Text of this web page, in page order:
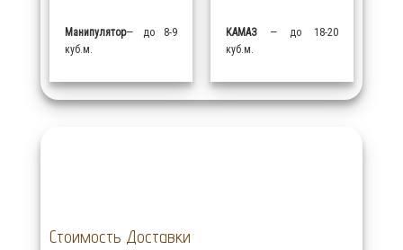
Манипулятор— до 8-9
куб.м.
КАМАЗ— до 18-20
куб.м.
Стоимость Доставки